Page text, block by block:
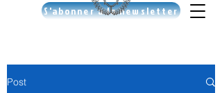
S'abonner à la newsletter
Post